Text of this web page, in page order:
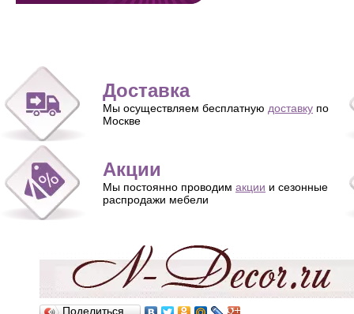
Доставка
Мы осуществляем бесплатную доставку по
Москве
Акции
Мы постоянно проводим акции и сезонные
распродажи мебели
Поделиться…